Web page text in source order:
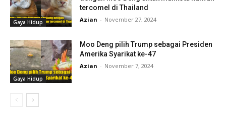
Gaya Hidup
tercomel di Thailand
Azian - November 27, 2024
Gaya Hidup
Moo Deng pilih Trump sebagai Presiden
Amerika Syarikat ke-47
Azian - November 7, 2024